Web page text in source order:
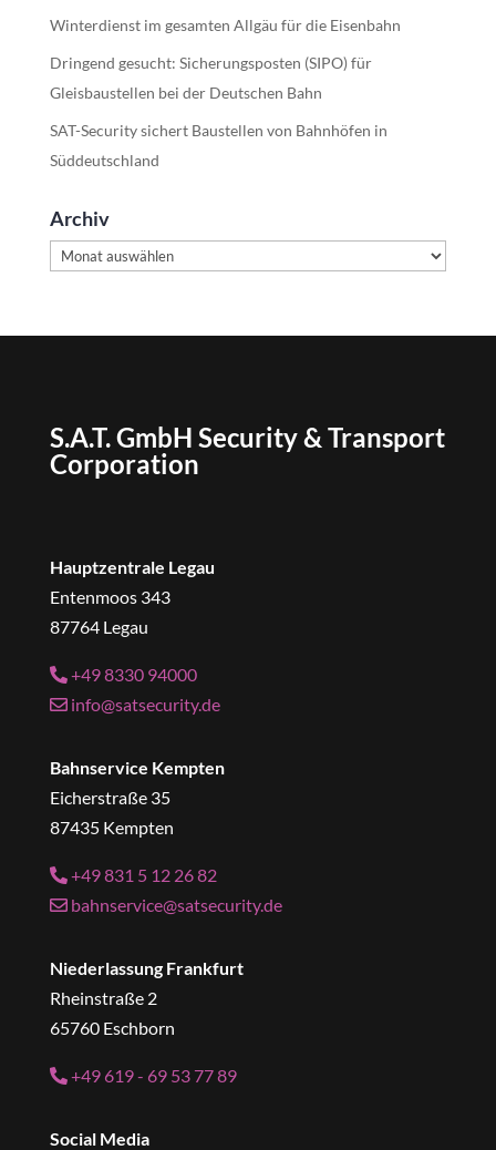
Winterdienst im gesamten Allgäu für die Eisenbahn
Dringend gesucht: Sicherungsposten (SIPO) für
Gleisbaustellen bei der Deutschen Bahn
SAT-Security sichert Baustellen von Bahnhöfen in
Süddeutschland
Archiv
Archiv
S.A.T. GmbH Security & Transport
Corporation
Hauptzentrale Legau
Entenmoos 343
87764 Legau
+49 8330 94000
info@satsecurity.de
Bahnservice Kempten
Eicherstraße 35
87435 Kempten
+49 831 5 12 26 82
bahnservice@satsecurity.de
Niederlassung Frankfurt
Rheinstraße 2
65760 Eschborn
+49 619 - 69 53 77 89
Social Media